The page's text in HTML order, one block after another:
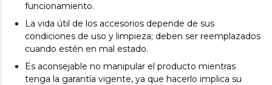
funcionamiento.
La vida útil de los accesorios depende de sus
condiciones de uso y limpieza; deben ser reemplazados
cuando estén en mal estado.
Es aconsejable no manipular el producto mientras
tenga la garantía vigente, ya que hacerlo implica su